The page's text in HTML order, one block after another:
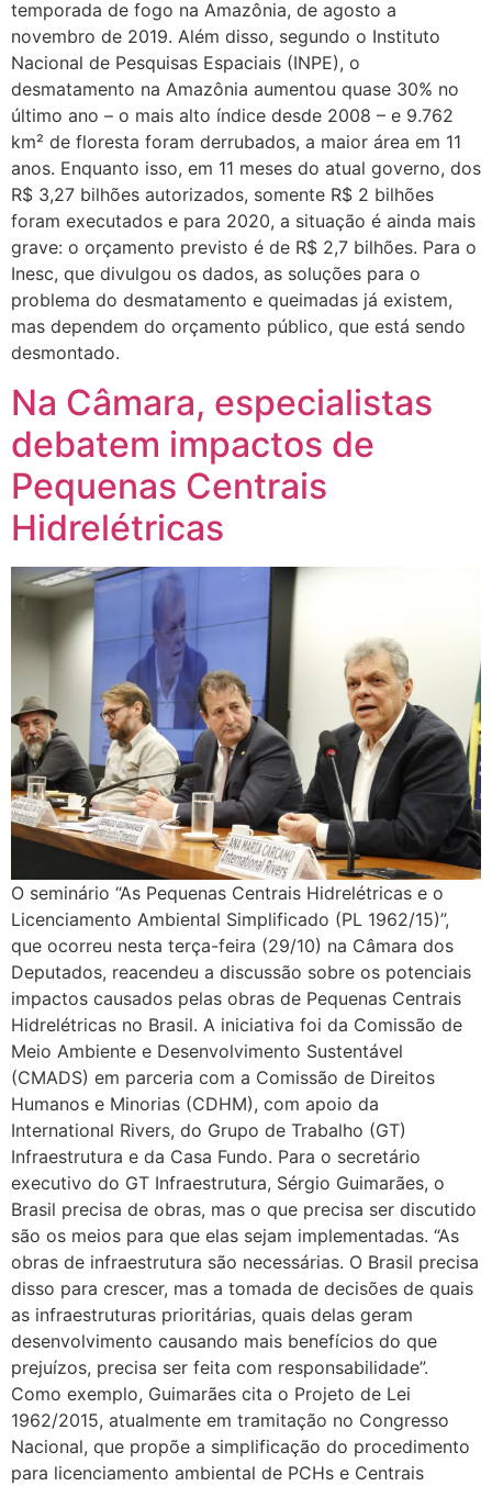
temporada de fogo na Amazônia, de agosto a
novembro de 2019. Além disso, segundo o Instituto
Nacional de Pesquisas Espaciais (INPE), o
desmatamento na Amazônia aumentou quase 30% no
último ano – o mais alto índice desde 2008 – e 9.762
km² de floresta foram derrubados, a maior área em 11
anos. Enquanto isso, em 11 meses do atual governo, dos
R$ 3,27 bilhões autorizados, somente R$ 2 bilhões
foram executados e para 2020, a situação é ainda mais
grave: o orçamento previsto é de R$ 2,7 bilhões. Para o
Inesc, que divulgou os dados, as soluções para o
problema do desmatamento e queimadas já existem,
mas dependem do orçamento público, que está sendo
desmontado.
Na Câmara, especialistas
debatem impactos de
Pequenas Centrais
Hidrelétricas
O seminário “As Pequenas Centrais Hidrelétricas e o
Licenciamento Ambiental Simplificado (PL 1962/15)”,
que ocorreu nesta terça-feira (29/10) na Câmara dos
Deputados, reacendeu a discussão sobre os potenciais
impactos causados pelas obras de Pequenas Centrais
Hidrelétricas no Brasil. A iniciativa foi da Comissão de
Meio Ambiente e Desenvolvimento Sustentável
(CMADS) em parceria com a Comissão de Direitos
Humanos e Minorias (CDHM), com apoio da
International Rivers, do Grupo de Trabalho (GT)
Infraestrutura e da Casa Fundo. Para o secretário
executivo do GT Infraestrutura, Sérgio Guimarães, o
Brasil precisa de obras, mas o que precisa ser discutido
são os meios para que elas sejam implementadas. “As
obras de infraestrutura são necessárias. O Brasil precisa
disso para crescer, mas a tomada de decisões de quais
as infraestruturas prioritárias, quais delas geram
desenvolvimento causando mais benefícios do que
prejuízos, precisa ser feita com responsabilidade”.
Como exemplo, Guimarães cita o Projeto de Lei
1962/2015, atualmente em tramitação no Congresso
Nacional, que propõe a simplificação do procedimento
para licenciamento ambiental de PCHs e Centrais